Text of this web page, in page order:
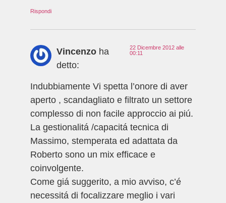
Rispondi
Vincenzo ha
detto:
22 Dicembre 2012 alle
00:11
Indubbiamente Vi spetta l’onore di aver
aperto , scandagliato e filtrato un settore
complesso di non facile approccio ai piú.
La gestionalitá /capacitá tecnica di
Massimo, stemperata ed adattata da
Roberto sono un mix efficace e
coinvolgente.
Come giá suggerito, a mio avviso, c’é
necessitá di focalizzare meglio i vari